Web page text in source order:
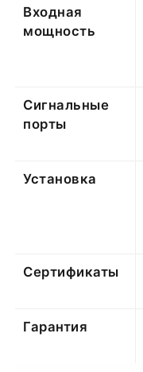
Входная
мощность
Сигнальные
порты
Установка
Сертификаты
Гарантия